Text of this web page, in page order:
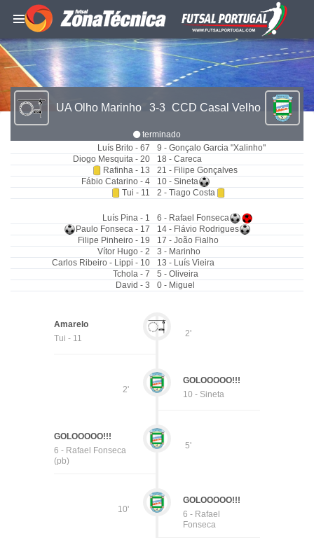
UA Olho Marinho 3-3 CCD Casal Velho
terminado
Luís Brito - 67
Diogo Mesquita - 20
Rafinha - 13
Fábio Catarino - 4
Tui - 11
9 - Gonçalo Garcia "Xalinho"
18 - Careca
21 - Filipe Gonçalves
10 - Sineta
2 - Tiago Costa
Luís Pina - 1
Paulo Fonseca - 17
Filipe Pinheiro - 19
Vítor Hugo - 2
Carlos Ribeiro - Lippi - 10
Tchola - 7
David - 3
6 - Rafael Fonseca
14 - Flávio Rodrigues
17 - João Fialho
3 - Marinho
13 - Luís Vieira
5 - Oliveira
0 - Miguel
2'
Amarelo
Tui - 11
2'
GOLOOOOO!!!
10 - Sineta
5'
GOLOOOOO!!!
6 - Rafael Fonseca
(pb)
10'
GOLOOOOO!!!
6 - Rafael
Fonseca